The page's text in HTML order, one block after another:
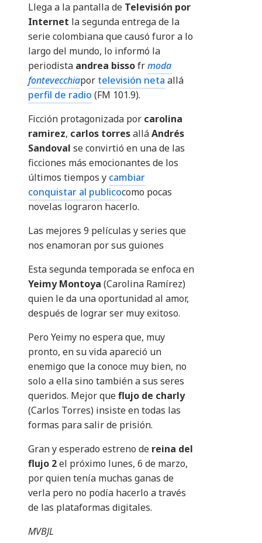
Llega a la pantalla de Televisión por
Internet la segunda entrega de la
serie colombiana que causó furor a lo
largo del mundo, lo informó la
periodista andrea bissofrmoda
fontevecchiapor televisión neta allá
perfil de radio (FM 101.9).
Ficción protagonizada por carolina
ramirez, carlos torresalláAndrés
Sandoval se convirtió en una de las
ficciones más emocionantes de los
últimos tiempos y cambiar
conquistar al publicocomo pocas
novelas lograron hacerlo.
Las mejores 9 películas y series que
nos enamoran por sus guiones
Esta segunda temporada se enfoca en
Yeimy Montoya (Carolina Ramírez)
quien le da una oportunidad al amor,
después de lograr ser muy exitoso.
Pero Yeimy no espera que, muy
pronto, en su vida apareció un
enemigo que la conoce muy bien, no
solo a ella sino también a sus seres
queridos. Mejor queflujo de charly
(Carlos Torres) insiste en todas las
formas para salir de prisión.
Gran y esperado estreno de reina del
flujo 2el próximo lunes, 6 de marzo,
por quien tenía muchas ganas de
verla pero no podía hacerlo a través
de las plataformas digitales.
MVBJL